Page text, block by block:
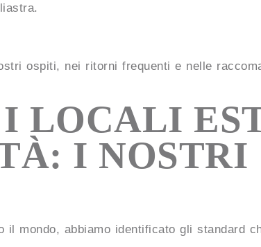
ospiti, nei ritorni frequenti e nelle
I LOCALI
I NOSTRI
mondo, abbiamo identificato gli standard